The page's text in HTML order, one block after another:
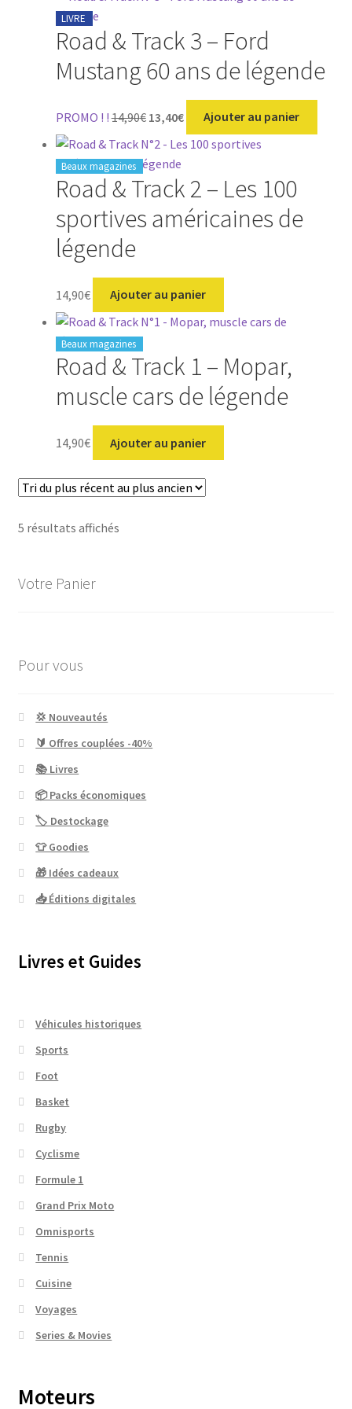
📞 Contactez-nous
👤 Mon compte
14,90€.8,40€.
LIVRE
Road & Track 3 – Ford
Mustang 60 ans de légende
PROMO ! !14,90€
prix
initial
était :
14,90€.
13,40€
actuel
13,40€.
Ajouter au panier
Beaux magazines
Road & Track 2 – Les 100
sportives américaines de
légende
14,90€ Ajouter au panier
Beaux magazines
Road & Track 1 – Mopar,
muscle cars de légende
14,90€ Ajouter au panier
5 résultats affichésTrié
Votre Panier
Pour vous
💢 Nouveautés
🔰 Offres couplées -40%
📚 Livres
📦 Packs économiques
🏷 Destockage
👕 Goodies
🎁 Idées cadeaux
📥 Éditions digitales
Livres et Guides
Véhicules historiques
Sports
Foot
Basket
Rugby
Cyclisme
Formule 1
Grand Prix Moto
Omnisports
Tennis
Cuisine
Voyages
Series & Movies
Moteurs